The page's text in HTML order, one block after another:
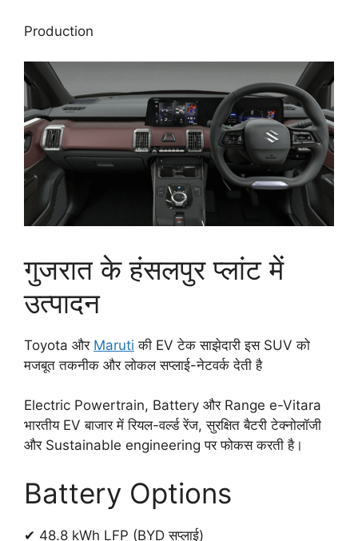
Production
गुजरात के हंसलपुर प्लांट में
उत्पादन
Toyota और Maruti की EV टेक साझेदारी इस SUV को
मजबूत तकनीक और लोकल सप्लाई-नेटवर्क देती है
Electric Powertrain, Battery और Range e-Vitara
भारतीय EV बाजार में रियल-वर्ल्ड रेंज, सुरक्षित बैटरी टेक्नोलॉजी
और Sustainable engineering पर फोकस करती है।
Battery Options
✔ 48.8 kWh LFP (BYD सप्लाई)